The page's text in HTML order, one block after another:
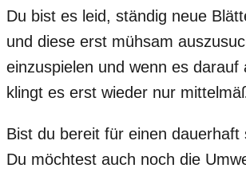
Du bist es leid, ständig neue
und diese erst mühsam
einzuspielen und wenn es darauf
klingt es erst wieder nur
Bist du bereit für einen dauerhaft
Du möchtest auch noch die